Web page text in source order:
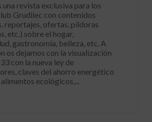
una revista exclusiva para los
Grudilec con contenidos
reportajes, ofertas, píldoras
etc.) sobre el hogar,
gastronomía, belleza, etc. A
os dejamos con la visualización
con la nueva ley de
claves del ahorro energético
ecológicos,...